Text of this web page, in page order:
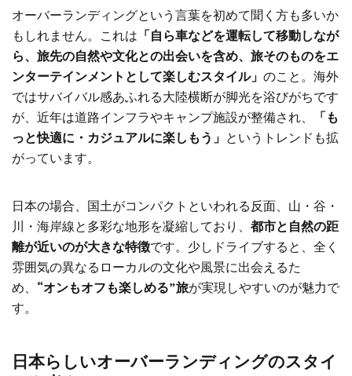
オーバーランディングという言葉を初めて聞く方も多いか
もしれません。これは 「自ら車などを運転して移動しなが
ら、旅先の自然や文化との出会いを含め、旅そのものをエ
ンターテインメントとして楽しむスタイル」 のこと。海外
ではサバイバル感あふれる大陸横断が脚光を浴びがちです
が、近年は道路インフラやキャンプ施設が整備され、
「も
っと快適に・カジュアルに楽しもう」 というトレンドも拡
がっています。
日本の場合、国土がコンパクトといわれる反面、山・谷・
川・海岸線と多彩な地形を凝縮しており、 都市と自然の距
離が近いのが大きな特徴です。少しドライブすると、全く
雰囲気の異なるローカルの文化や風景に出会えるた
め、 “オンもオフも楽しめる”旅が実現しやすいのが魅力で
す。
日本らしいオーバーランディングのスタイ